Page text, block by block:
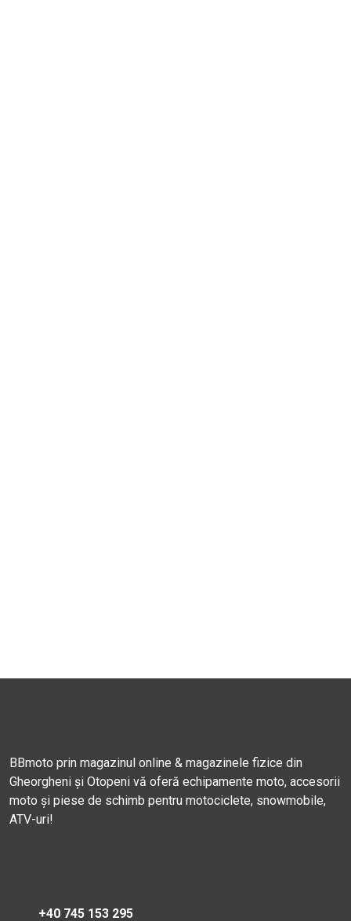
BBmoto prin magazinul online & magazinele fizice din
Gheorgheni și Otopeni vă oferă echipamente moto, accesorii
moto și piese de schimb pentru motociclete, snowmobile,
ATV-uri!
+40 745 153 295